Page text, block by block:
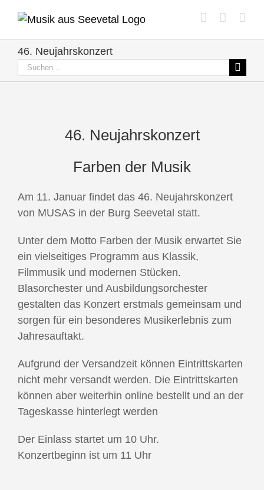
Inhalt
springen
46. Neujahrskonzert
Suche
nach:
46. Neujahrskonzert
Farben der Musik
Am 11. Januar findet das 46. Neujahrskonzert
von MUSAS in der Burg Seevetal statt.
Unter dem Motto Farben der Musik erwartet Sie
ein vielseitiges Programm aus Klassik,
Filmmusik und modernen Stücken.
Blasorchester und Ausbildungsorchester
gestalten das Konzert erstmals gemeinsam und
sorgen für ein besonderes Musikerlebnis zum
Jahresauftakt.
Aufgrund der Versandzeit können Eintrittskarten
nicht mehr versandt werden. Die Eintrittskarten
können aber weiterhin online bestellt und an der
Tageskasse hinterlegt werden
Der Einlass startet um 10 Uhr.
Konzertbeginn ist um 11 Uhr